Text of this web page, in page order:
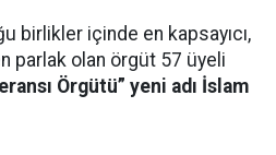
birlikler içinde en kapsayıcı,
parlak olan örgüt 57 üyeli
Örgütü” yeni adı İslam